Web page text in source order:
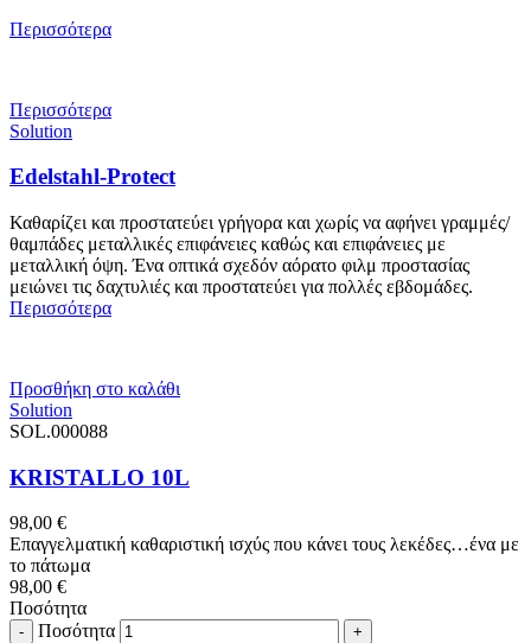
Περισσότερα
Περισσότερα
Solution
Edelstahl-Protect
Καθαρίζει και προστατεύει γρήγορα και χωρίς να αφήνει γραμμές/
θαμπάδες μεταλλικές επιφάνειες καθώς και επιφάνειες με
μεταλλική όψη. Ένα οπτικά σχεδόν αόρατο φιλμ προστασίας
μειώνει τις δαχτυλιές και προστατεύει για πολλές εβδομάδες.
Περισσότερα
Προσθήκη στο καλάθι
Solution
SOL.000088
KRISTALLO 10L
98,00 €
Επαγγελματική καθαριστική ισχύς που κάνει τους λεκέδες…ένα με
το πάτωμα
98,00 €
Ποσότητα
Ποσότητα